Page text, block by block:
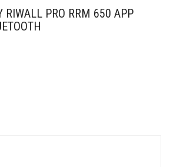
RIWALL PRO RRM 650 APP